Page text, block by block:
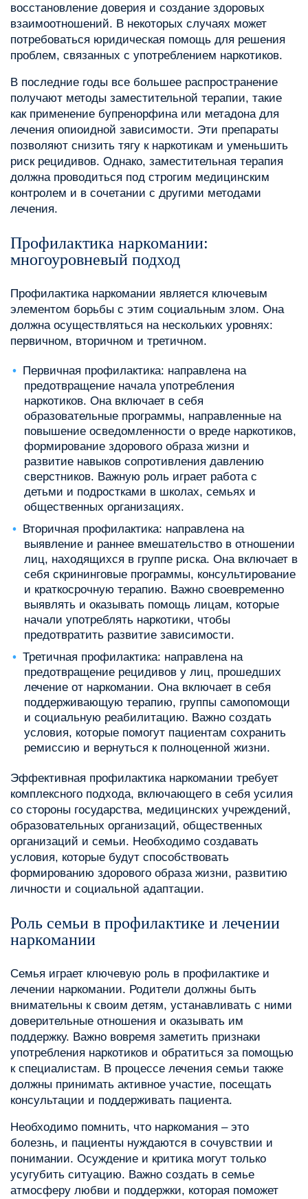
восстановление доверия и создание здоровых
взаимоотношений. В некоторых случаях может
потребоваться юридическая помощь для решения
проблем, связанных с употреблением наркотиков.
В последние годы все большее распространение
получают методы заместительной терапии, такие
как применение бупренорфина или метадона для
лечения опиоидной зависимости. Эти препараты
позволяют снизить тягу к наркотикам и уменьшить
риск рецидивов. Однако, заместительная терапия
должна проводиться под строгим медицинским
контролем и в сочетании с другими методами
лечения.
Профилактика наркомании:
многоуровневый подход
Профилактика наркомании является ключевым
элементом борьбы с этим социальным злом. Она
должна осуществляться на нескольких уровнях:
первичном, вторичном и третичном.
Первичная профилактика: направлена на
предотвращение начала употребления
наркотиков. Она включает в себя
образовательные программы, направленные на
повышение осведомленности о вреде наркотиков,
формирование здорового образа жизни и
развитие навыков сопротивления давлению
сверстников. Важную роль играет работа с
детьми и подростками в школах, семьях и
общественных организациях.
Вторичная профилактика: направлена на
выявление и раннее вмешательство в отношении
лиц, находящихся в группе риска. Она включает в
себя скрининговые программы, консультирование
и краткосрочную терапию. Важно своевременно
выявлять и оказывать помощь лицам, которые
начали употреблять наркотики, чтобы
предотвратить развитие зависимости.
Третичная профилактика: направлена на
предотвращение рецидивов у лиц, прошедших
лечение от наркомании. Она включает в себя
поддерживающую терапию, группы самопомощи
и социальную реабилитацию. Важно создать
условия, которые помогут пациентам сохранить
ремиссию и вернуться к полноценной жизни.
Эффективная профилактика наркомании требует
комплексного подхода, включающего в себя усилия
со стороны государства, медицинских учреждений,
образовательных организаций, общественных
организаций и семьи. Необходимо создавать
условия, которые будут способствовать
формированию здорового образа жизни, развитию
личности и социальной адаптации.
Роль семьи в профилактике и лечении
наркомании
Семья играет ключевую роль в профилактике и
лечении наркомании. Родители должны быть
внимательны к своим детям, устанавливать с ними
доверительные отношения и оказывать им
поддержку. Важно вовремя заметить признаки
употребления наркотиков и обратиться за помощью
к специалистам. В процессе лечения семьи также
должны принимать активное участие, посещать
консультации и поддерживать пациента.
Необходимо помнить, что наркомания – это
болезнь, и пациенты нуждаются в сочувствии и
понимании. Осуждение и критика могут только
усугубить ситуацию. Важно создать в семье
атмосферу любви и поддержки, которая поможет